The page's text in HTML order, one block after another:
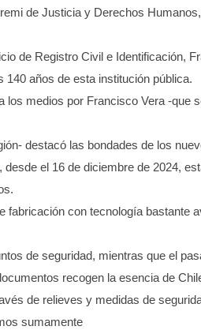
de Justicia y Derechos
de Registro Civil e Identificación,
140 años de esta institución pública.
los medios por Francisco Vera -que
destacó las bondades de los
desde el 16 de diciembre de 2024,
fabricación con tecnología bastante
de seguridad, mientras que el
recogen la esencia de
de relieves y medidas de
sumamente